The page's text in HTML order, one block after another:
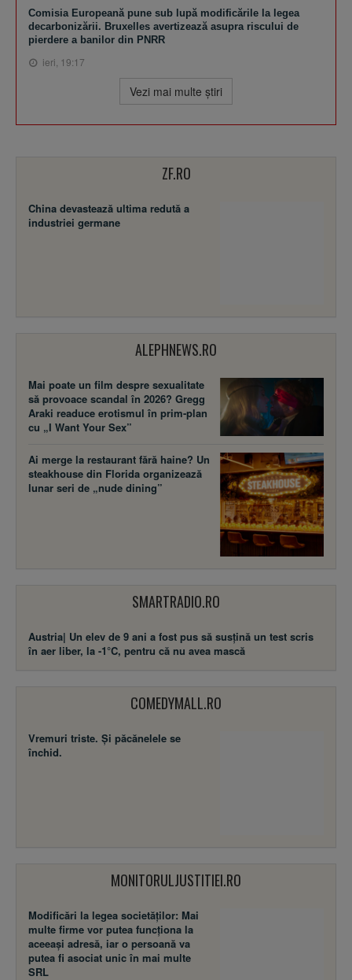
Comisia Europeană pune sub lupă modificările la legea
decarbonizării. Bruxelles avertizează asupra riscului de
pierdere a banilor din PNRR
ieri, 19:17
Vezi mai multe ştiri
ZF.RO
China devastează ultima redută a
industriei germane
ALEPHNEWS.RO
Mai poate un film despre sexualitate
să provoace scandal în 2026? Gregg
Araki readuce erotismul în prim-plan
cu „I Want Your Sex”
Ai merge la restaurant fără haine? Un
steakhouse din Florida organizează
lunar seri de „nude dining”
SMARTRADIO.RO
Austria| Un elev de 9 ani a fost pus să susţină un test scris
în aer liber, la -1°C, pentru că nu avea mască
COMEDYMALL.RO
Vremuri triste. Şi păcănelele se
închid.
MONITORULJUSTITIEI.RO
Modificări la legea societăţilor: Mai
multe firme vor putea funcţiona la
aceeaşi adresă, iar o persoană va
putea fi asociat unic în mai multe
SRL